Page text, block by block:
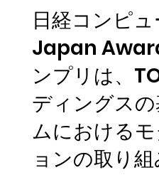
日経コンピ
Japan
ンプリは、
ディングス
ムにおける
ョンの取り